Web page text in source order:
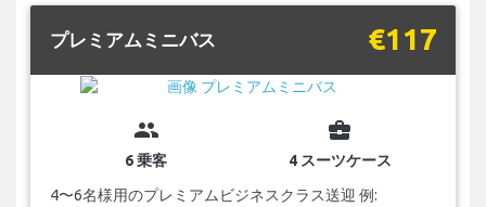
プレミアムミニバス €117
group
6 乗客
business_center
4 スーツケース
4〜6名様用のプレミアムビジネスクラス送迎 例: